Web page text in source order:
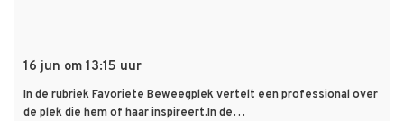
16 jun om 13:15 uur
In de rubriek Favoriete Beweegplek vertelt een professional over
de plek die hem of haar inspireert.In de…